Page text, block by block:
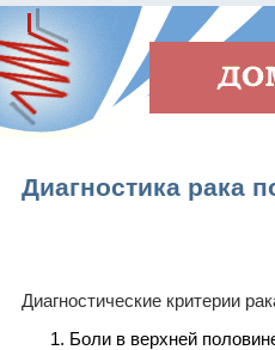
Диагностика рака
Диагностические критерии
Боли в верхней